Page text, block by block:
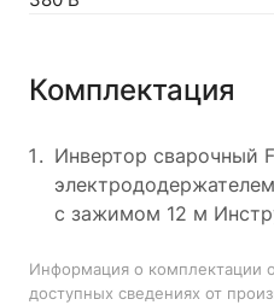
Комплектация
Инвертор сварочный
с зажимом 12 м
Информация о комплектации
доступных сведениях от